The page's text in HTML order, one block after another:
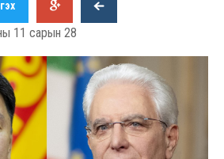
11 сарын 28